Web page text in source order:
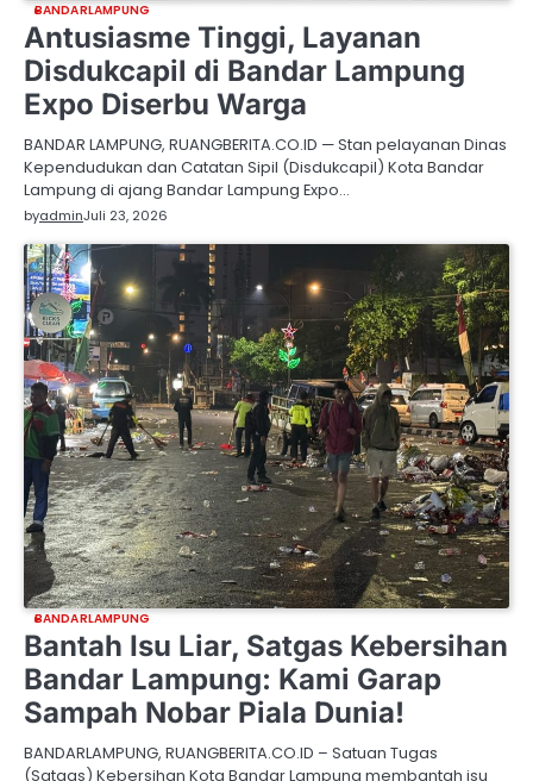
BANDARLAMPUNG
Antusiasme Tinggi, Layanan
Disdukcapil di Bandar Lampung
Expo Diserbu Warga
BANDAR LAMPUNG, RUANGBERITA.CO.ID — Stan pelayanan Dinas
Kependudukan dan Catatan Sipil (Disdukcapil) Kota Bandar
Lampung di ajang Bandar Lampung Expo…
byadminJuli 23, 2026
BANDARLAMPUNG
Bantah Isu Liar, Satgas Kebersihan
Bandar Lampung: Kami Garap
Sampah Nobar Piala Dunia!
BANDARLAMPUNG, RUANGBERITA.CO.ID – Satuan Tugas
(Satgas) Kebersihan Kota Bandar Lampung membantah isu